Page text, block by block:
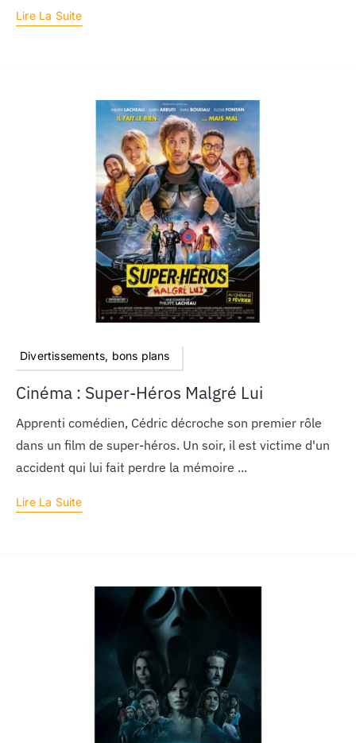
Lire La Suite
Divertissements, bons plans
Cinéma : Super-Héros Malgré Lui
Apprenti comédien, Cédric décroche son premier rôle
dans un film de super-héros. Un soir, il est victime d'un
accident qui lui fait perdre la mémoire ...
Lire La Suite